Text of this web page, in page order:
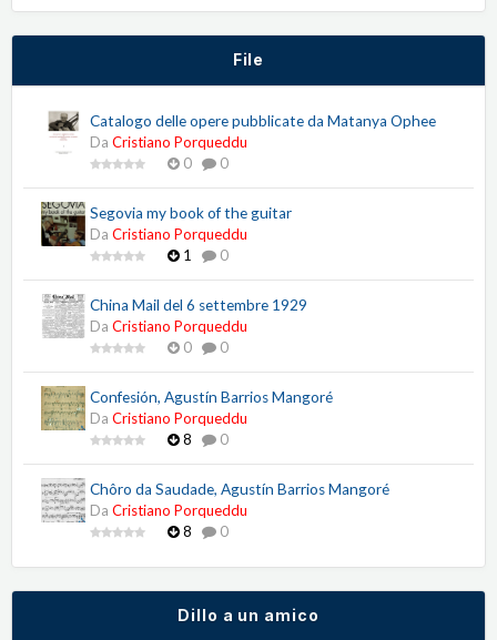
File
Catalogo delle opere pubblicate da Matanya Ophee
Da Cristiano Porqueddu
0
0
Segovia my book of the guitar
Da Cristiano Porqueddu
1
0
China Mail del 6 settembre 1929
Da Cristiano Porqueddu
0
0
Confesión, Agustín Barrios Mangoré
Da Cristiano Porqueddu
8
0
Chôro da Saudade, Agustín Barrios Mangoré
Da Cristiano Porqueddu
8
0
Dillo a un amico